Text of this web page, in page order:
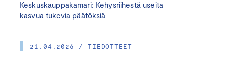
Keskuskauppakamari: Kehysriihestä useita
kasvua tukevia päätöksiä
21.04.2026 / TIEDOTTEET